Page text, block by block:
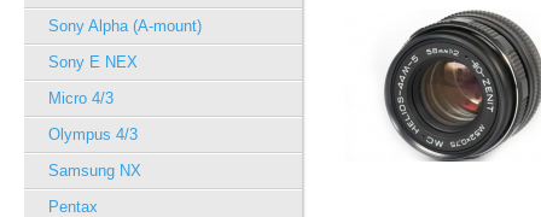
Sony Alpha (A-mount)
Sony E NEX
Micro 4/3
Olympus 4/3
Samsung NX
Pentax